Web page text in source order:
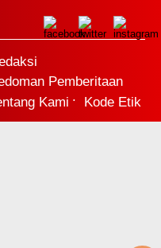
Pemberitaan
Kami
Kode Etik